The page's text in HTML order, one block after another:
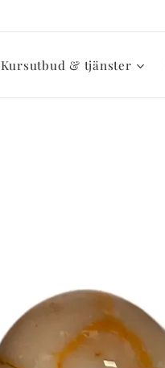
Kursutbud & tjänster